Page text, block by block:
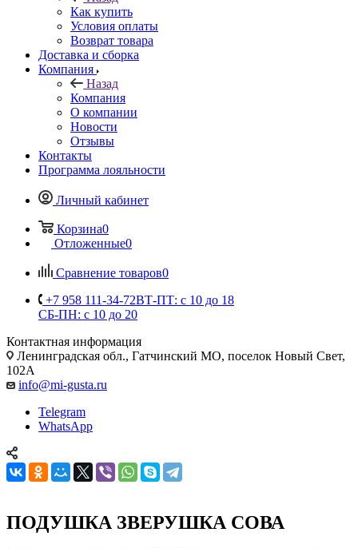
Как купить
Условия оплаты
Возврат товара
Доставка и сборка
Компания
Назад
Компания
О компании
Новости
Отзывы
Контакты
Программа лояльности
Личный кабинет
Корзина0
Отложенные0
Сравнение товаров0
+7 958 111-34-72ВТ-ПТ: с 10 до 18
СБ-ПН: с 10 до 20
Контактная информация
Ленинградская обл., Гатчинский МО, поселок Новый Свет,
102А
info@mi-gusta.ru
Telegram
WhatsApp
ПОДУШКА ЗВЕРУШКА СОВА